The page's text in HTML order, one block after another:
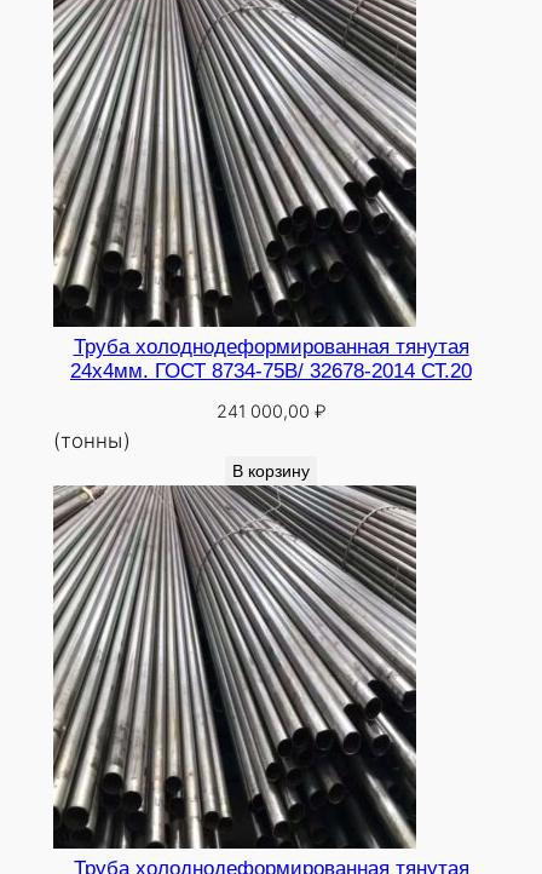
Труба холоднодеформированная тянутая
24х4мм. ГОСТ 8734-75В/ 32678-2014 СТ.20
241 000,00 ₽
(тонны)
В корзину
Труба холоднодеформированная тянутая